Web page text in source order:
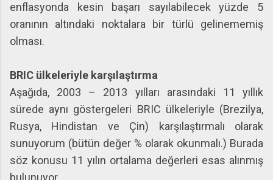
enflasyonda kesin başarı sayılabilecek yüzde 5
oranının altındaki noktalara bir türlü gelinememiş
olması.
BRIC ülkeleriyle karşılaştırma
Aşağıda, 2003 – 2013 yılları arasındaki 11 yıllık
sürede aynı göstergeleri BRIC ülkeleriyle (Brezilya,
Rusya, Hindistan ve Çin) karşılaştırmalı olarak
sunuyorum (bütün değer % olarak okunmalı.) Burada
söz konusu 11 yılın ortalama değerleri esas alınmış
bulunuyor.